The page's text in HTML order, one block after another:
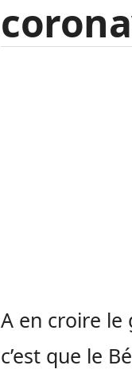
A en croire le
c’est que le